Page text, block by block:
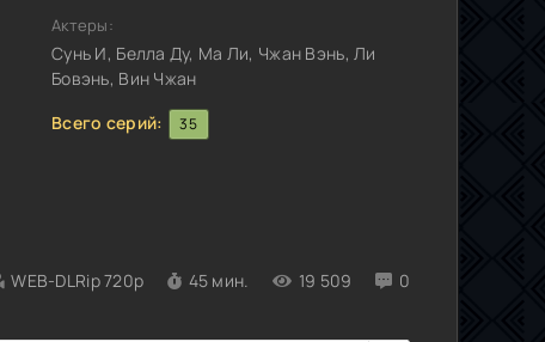
WEB-DLRip 720p 45 мин. 19 509 0
Актеры:
Сунь И, Белла Ду, Ма Ли, Чжан Вэнь, Ли
Бовэнь, Вин Чжан
Всего серий:
35